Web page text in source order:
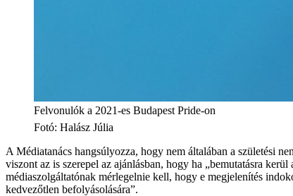
Felvonulók a 2021-es Budapest Pride-on
Fotó: Halász Júlia
A Médiatanács hangsúlyozza, hogy nem általában a születési
viszont az is szerepel az ajánlásban, hogy ha „bemutatásra
médiaszolgáltatónak mérlegelnie kell, hogy e megjelenítés
kedvezőtlen befolyásolására”.